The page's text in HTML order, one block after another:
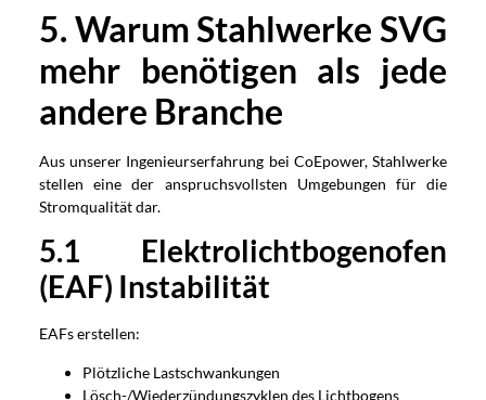
5. Warum Stahlwerke SVG
mehr benötigen als jede
andere Branche
Aus unserer Ingenieurserfahrung bei CoEpower, Stahlwerke
stellen eine der anspruchsvollsten Umgebungen für die
Stromqualität dar.
5.1 Elektrolichtbogenofen
(EAF) Instabilität
EAFs erstellen:
Plötzliche Lastschwankungen
Lösch-/Wiederzündungszyklen des Lichtbogens